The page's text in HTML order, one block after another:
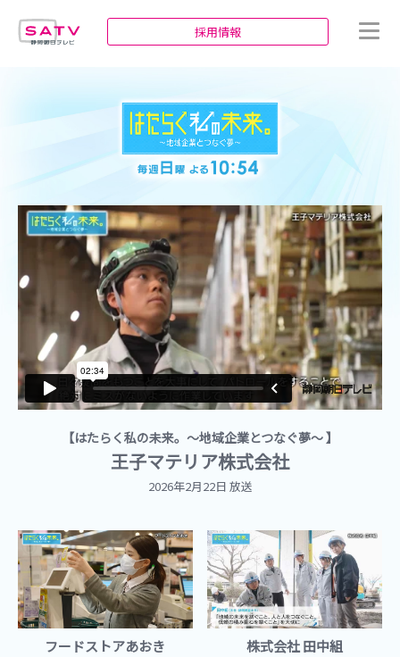
採用情報
【はたらく私の未来。～地域企業とつなぐ夢～ 】
王子マテリア株式会社
2026年2月22日 放送
フードストアあおき 株式会社 田中組